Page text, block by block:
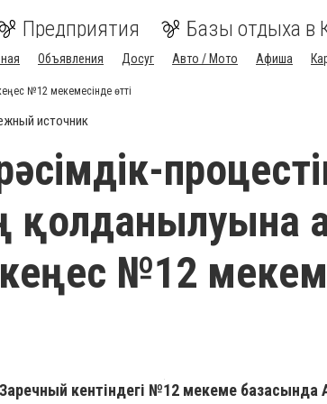
Предприятия Базы отдыха в
Объявления Досуг Авто / Мото Афиша
№12 мекемесінде өтті
источник
қолданылуына
№12
кентіндегі №12 мекеме